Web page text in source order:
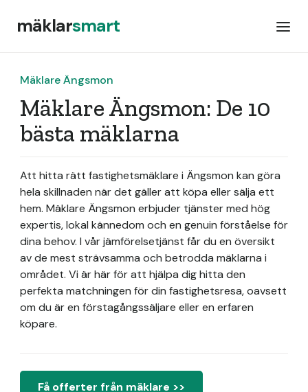
mäklarsmart
Mäklare Ängsmon
Mäklare Ängsmon: De 10
bästa mäklarna
Att hitta rätt fastighetsmäklare i Ängsmon kan göra
hela skillnaden när det gäller att köpa eller sälja ett
hem. Mäklare Ängsmon erbjuder tjänster med hög
expertis, lokal kännedom och en genuin förståelse för
dina behov. I vår jämförelsetjänst får du en översikt
av de mest strävsamma och betrodda mäklarna i
området. Vi är här för att hjälpa dig hitta den
perfekta matchningen för din fastighetsresa, oavsett
om du är en förstagångssäljare eller en erfaren
köpare.
Få offerter från mäklare >>